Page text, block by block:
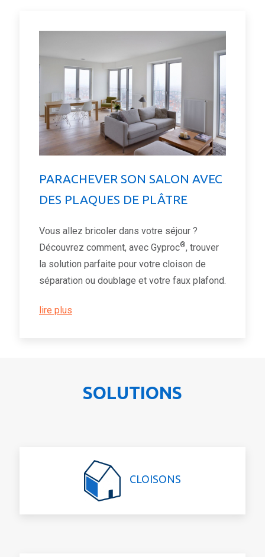
PARACHEVER SON SALON AVEC
DES PLAQUES DE PLÂTRE
Vous allez bricoler dans votre séjour ?
Découvrez comment, avec Gyproc®, trouver
la solution parfaite pour votre cloison de
séparation ou doublage et votre faux plafond.
lire plus
SOLUTIONS
CLOISONS